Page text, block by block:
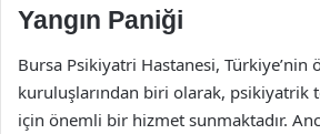
Yangın Paniği
Bursa Psikiyatri Hastanesi, Türkiye’nin
kuruluşlarından biri olarak, psikiyatrik
için önemli bir hizmet sunmaktadır.